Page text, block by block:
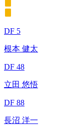
DF 5
根本 健太
DF 48
立田 悠悟
DF 88
長沼 洋一